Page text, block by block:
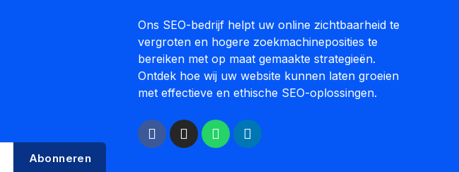
Abonneren
Ons SEO-bedrijf helpt uw online zichtbaarheid te
vergroten en hogere zoekmachineposities te
bereiken met op maat gemaakte strategieën.
Ontdek hoe wij uw website kunnen laten groeien
met effectieve en ethische SEO-oplossingen.